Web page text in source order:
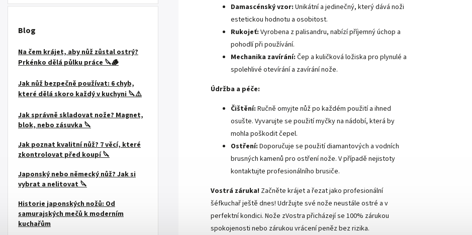
Blog
Na čem krájet, aby nůž zůstal ostrý?
Prkénko dělá půlku práce 🔪🪵
Jak nůž bezpečně používat: 6 chyb,
které dělá skoro každý v kuchyni 🔪⚠️
Jak správně skladovat nože? Magnet,
blok, nebo zásuvka 🔪
Jak poznat kvalitní nůž? 7 věcí, které
zkontrolovat před koupí 🔪
Japonský nebo německý nůž? Jak si
vybrat a nelitovat 🔪
Historie japonských nožů: Od
samurajských mečů k moderním
kuchařům
Damascénský vzor: Unikátní a jedinečný, který dává noži
estetickou hodnotu a osobitost.
Rukojeť: Vyrobena z palisandru, nabízí příjemný úchop a
pohodlí při používání.
Mechanika zavírání: Čep a kuličková ložiska pro plynulé a
spolehlivé otevírání a zavírání nože.
Údržba a péče:
Čištění: Ručně omyjte nůž po každém použití a ihned
osušte. Vyvarujte se použití myčky na nádobí, která by
mohla poškodit čepel.
Ostření: Doporučuje se použití diamantových a vodních
brusných kamenů pro ostření nože. V případě nejistoty
kontaktujte profesionálního brusiče.
Vostrá záruka! Začněte krájet a řezat jako profesionální
šéfkuchař ještě dnes! Udržujte své nože neustále ostré a v
perfektní kondici. Nože zVostra přicházejí se 100% zárukou
spokojenosti nebo zárukou vrácení peněz bez rizika.